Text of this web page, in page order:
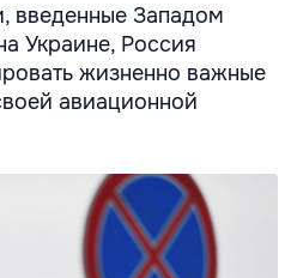
введенные Западом
Украине, Россия
жизненно важные
авиационной